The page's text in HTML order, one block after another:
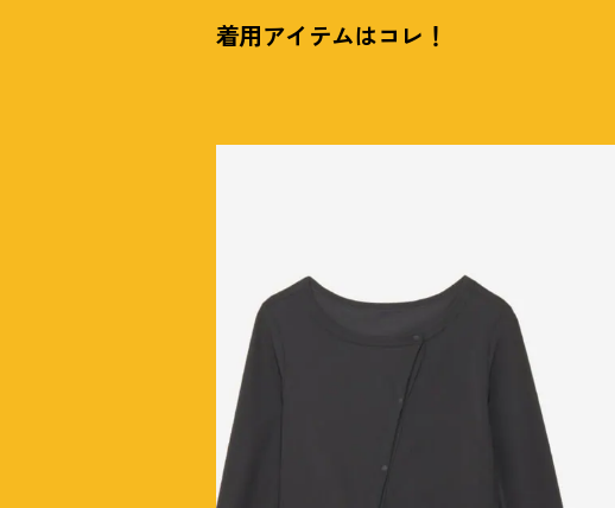
着用アイテムはコレ ！